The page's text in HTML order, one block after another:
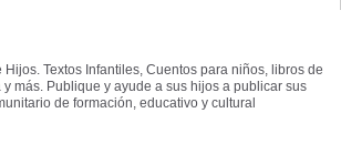
Textos Infantiles, Cuentos para niños, libros de
más. Publique y ayude a sus hijos a publicar sus
de formación, educativo y cultural